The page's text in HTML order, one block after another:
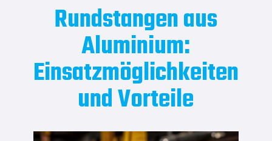
Rundstangen aus
Aluminium:
Einsatzmöglichkeiten
und Vorteile